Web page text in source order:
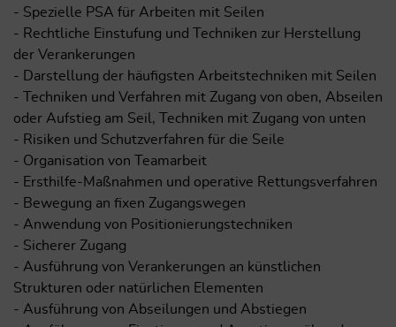
- Spezielle PSA für Arbeiten mit Seilen
- Rechtliche Einstufung und Techniken zur Herstellung
der Verankerungen
- Darstellung der häufigsten Arbeitstechniken mit Seilen
- Techniken und Verfahren mit Zugang von oben, Abseilen
oder Aufstieg am Seil, Techniken mit Zugang von unten
- Risiken und Schutzverfahren für die Seile
- Organisation von Teamarbeit
- Ersthilfe-Maßnahmen und operative Rettungsverfahren
- Bewegung an fixen Zugangswegen
- Anwendung von Positionierungstechniken
- Sicherer Zugang
- Ausführung von Verankerungen an künstlichen
Strukturen oder natürlichen Elementen
- Ausführung von Abseilungen und Abstiegen